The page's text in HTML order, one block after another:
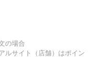
の場合
サイト（店舗）はポイン